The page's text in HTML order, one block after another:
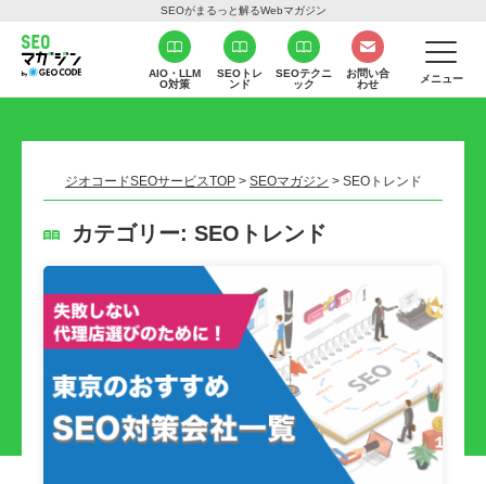
SEOがまるっと解るWebマガジン
AIO・LLM
O対策
SEOトレ
ンド
SEOテクニ
ック
お問い合
わせ
メニュー
ジオコードSEOサービスTOP > SEOマガジン > SEOトレンド
カテゴリー: SEOトレンド